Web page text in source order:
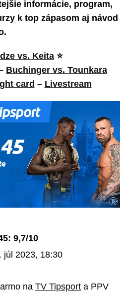
informácie, program,
k top zápasom aj návod
vs. Keita ⭐
Buchinger vs. Tounkara
card – Livestream
9,7/10
júl 2023, 18:30
na TV Tipsport a PPV